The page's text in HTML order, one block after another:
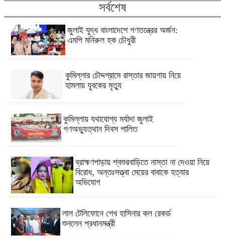
সর্বশেষ
জুলাই যুদ্ধ বাংলাদেশে গণতন্ত্রের অর্জন:
এমপি মনিরুল হক চৌধুরী
কুমিল্লার চৌদ্দগ্রামে রাস্তার জায়গায় নিয়ে
হামলায় যুবকের মৃত্যু
কুমিল্লায় যথাযোগ্য মর্যাদা জুলাই
গণঅভ্যুত্থান দিবস পালিত
ব্রাহ্মণপাড়ায় শ্বশুরবাড়িতে নাস্তা না দেওয়া নিয়ে
বিরোধ, অন্তঃসত্ত্বা মেয়ের বাবাকে হত্যার
অভিযোগ
লাল টেলিফোনে শেখ হাসিনার কল রেকর্ড
শুনলেন প্রধানমন্ত্রী